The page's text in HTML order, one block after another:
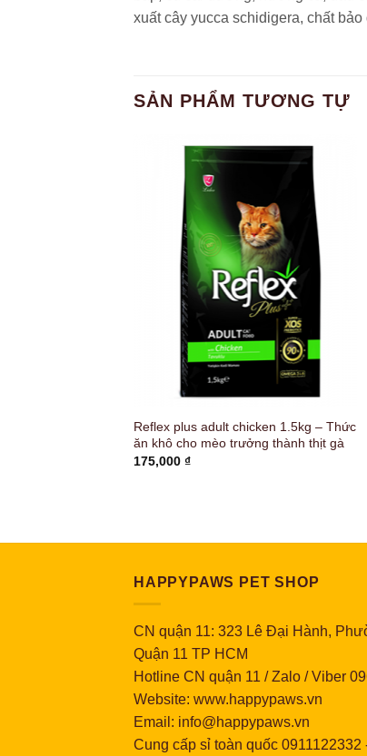
xuất cây yucca schidigera, chất
SẢN PHẨM TƯƠNG TỰ
Reflex plus adult chicken 1.5kg – Thức
ăn khô cho mèo trưởng thành thịt gà
175,000 ₫
HAPPYPAWS PET SHOP
CN quận 11: 323 Lê Đại Hành,
Quận 11 TP HCM
Hotline CN quận 11 / Zalo / Viber
Website: www.happypaws.vn
Email: info@happypaws.vn
Cung cấp sỉ toàn quốc 0911122332